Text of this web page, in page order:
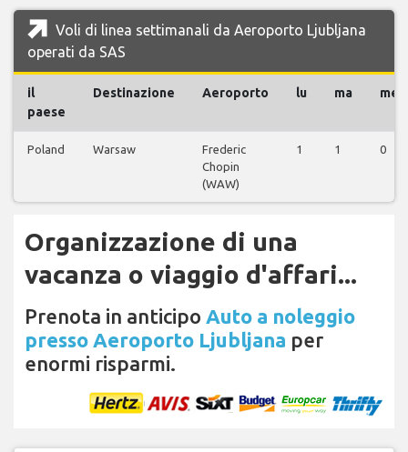
Voli di linea settimanali da Aeroporto Ljubljana
operati da SAS
il
paese
Destinazione Aeroporto lu ma me
Poland Warsaw
Frederic
Chopin
(WAW)
1 1 0
Organizzazione di una
vacanza o viaggio d'affari...
Prenota in anticipo Auto a noleggio
presso Aeroporto Ljubljana per
enormi risparmi.